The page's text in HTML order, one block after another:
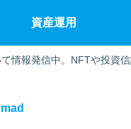
情報発信中。NFTや投資
資産運用